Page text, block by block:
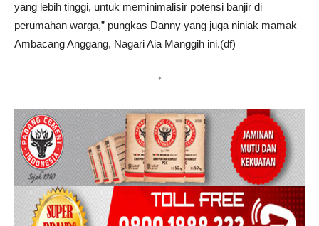
yang lebih tinggi, untuk meminimalisir potensi banjir di
perumahan warga,” pungkas Danny yang juga niniak mamak
Ambacang Anggang, Nagari Aia Manggih ini.(df)
*